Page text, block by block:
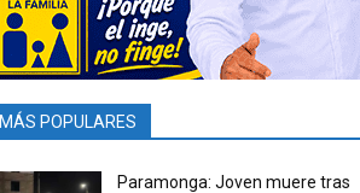
MÁS POPULARES
Paramonga: Joven muere tras